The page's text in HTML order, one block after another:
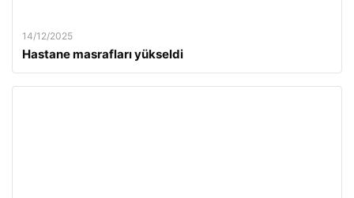
14/12/2025
Hastane masrafları yükseldi